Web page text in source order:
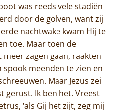
was reeds vele stadiën
door de golven, want zij
nachtwake kwam Hij te
toe. Maar toen de
zagen gaan, raakten
meenden te zien en
Maar Jezus zei
gerust. Ik ben het. Vreest
‘als Gij het zijt, zeg mij